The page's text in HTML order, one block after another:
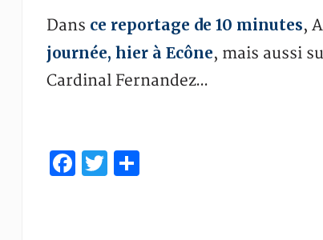
Dans ce reportage de 10 minutes,
journée, hier à Ecône, mais aussi
Cardinal Fernandez…
Facebook
Twitter
Partager